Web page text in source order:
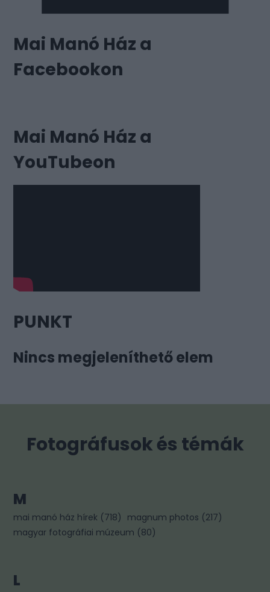
Mai Manó Ház a
Facebookon
Mai Manó Ház a
YouTubeon
PUNKT
Nincs megjeleníthető elem
Fotográfusok és témák
M
mai manó ház hírek (718) magnum photos (217)
magyar fotográfiai múzeum (80)
L